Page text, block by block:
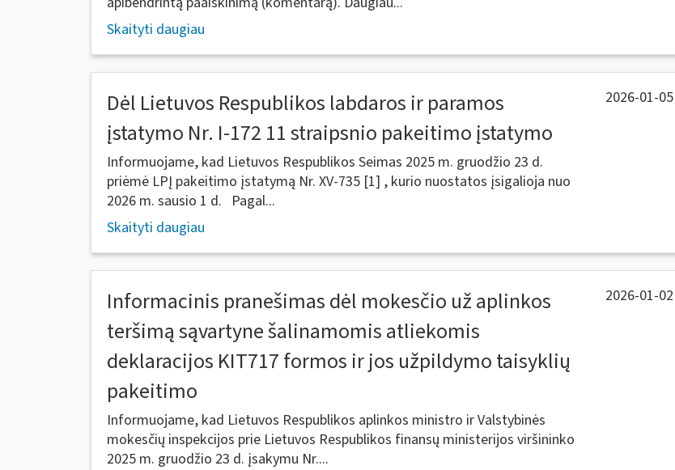
Skaityti daugiau
Dėl Lietuvos Respublikos labdaros ir paramos
įstatymo Nr. I-172 11 straipsnio pakeitimo įstatymo
2026-01-05
Informuojame, kad Lietuvos Respublikos Seimas 2025 m. gruodžio 23 d.
priėmė LPĮ pakeitimo įstatymą Nr. XV-735 [1] , kurio nuostatos įsigalioja nuo
2026 m. sausio 1 d. Pagal...
Skaityti daugiau
Informacinis pranešimas dėl mokesčio už aplinkos
teršimą sąvartyne šalinamomis atliekomis
deklaracijos KIT717 formos ir jos užpildymo taisyklių
pakeitimo
2026-01-02
Informuojame, kad Lietuvos Respublikos aplinkos ministro ir Valstybinės
mokesčių inspekcijos prie Lietuvos Respublikos finansų ministerijos viršininko
2025 m. gruodžio 23 d. įsakymu Nr....